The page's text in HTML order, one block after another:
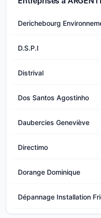
Derichebourg
D.S.P.I
Distrival
Dos Santos Agostinho
Daubercies Geneviève
Directimo
Dorange Dominique
Dépannage Installation